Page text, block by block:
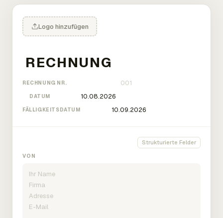
Logo hinzufügen
RECHNUNG NR.
DATUM
FÄLLIGKEITSDATUM
Strukturierte Felder
VON